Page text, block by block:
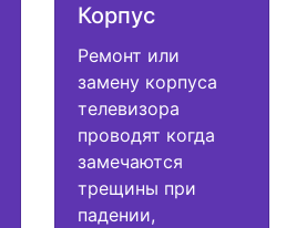
Корпус
Ремонт или
замену корпуса
телевизора
проводят когда
замечаются
трещины при
падении,